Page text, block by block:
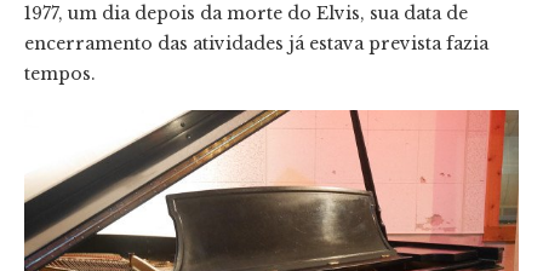
1977, um dia depois da morte do Elvis, sua data de
encerramento das atividades já estava prevista fazia
tempos.